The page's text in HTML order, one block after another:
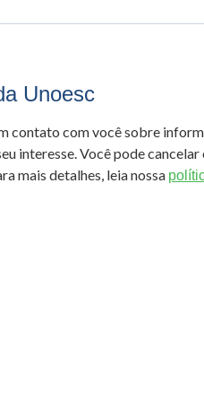
Unoesc
contato com você sobre
interesse. Você pode cancelar
mais detalhes, leia nossa